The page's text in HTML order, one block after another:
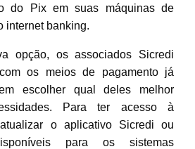
do Pix em suas máquinas de
internet banking.
opção, os associados Sicredi
os meios de pagamento já
escolher qual deles melhor
Para ter acesso à
o aplicativo Sicredi ou
para os sistemas